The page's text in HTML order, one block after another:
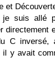
et
je suis allé
directement
C inversé,
il y avait